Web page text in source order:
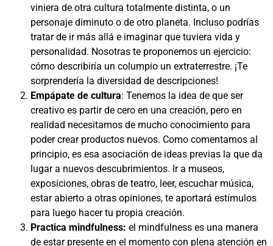
viniera de otra cultura totalmente distinta, o un
personaje diminuto o de otro planeta. Incluso podrías
tratar de ir más allá e imaginar que tuviera vida y
personalidad. Nosotras te proponemos un ejercicio:
cómo describiría un columpio un extraterrestre. ¡Te
sorprendería la diversidad de descripciones!
Empápate de cultura: Tenemos la idea de que ser
creativo es partir de cero en una creación, pero en
realidad necesitamos de mucho conocimiento para
poder crear productos nuevos. Como comentamos al
principio, es esa asociación de ideas previas la que da
lugar a nuevos descubrimientos. Ir a museos,
exposiciones, obras de teatro, leer, escuchar música,
estar abierto a otras opiniones, te aportará estímulos
para luego hacer tu propia creación.
Practica mindfulness: el mindfulness es una manera
de estar presente en el momento con plena atención en